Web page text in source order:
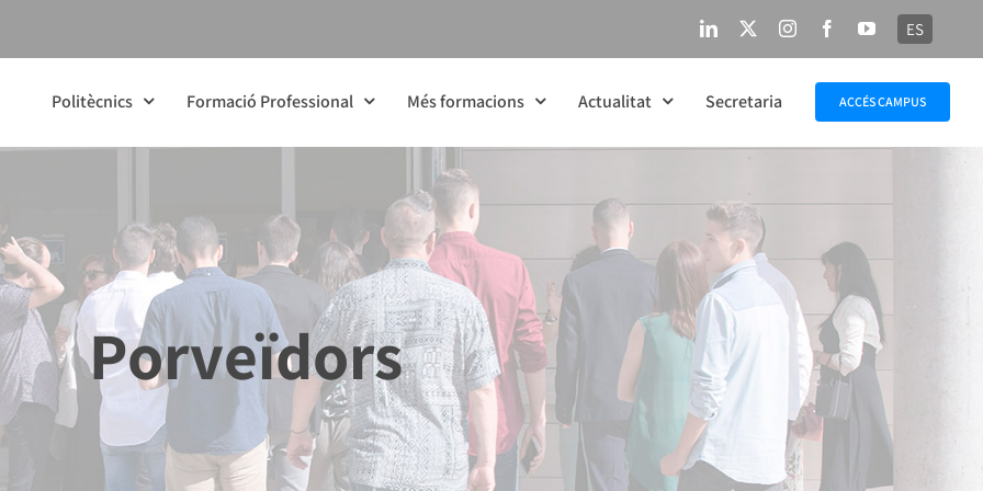
LinkedIn InstagramFacebookYouTube
ES
Politècnics Formació Professional Més formacions Actualitat Secretaria ACCÉS CAMPUS
Porveïdors